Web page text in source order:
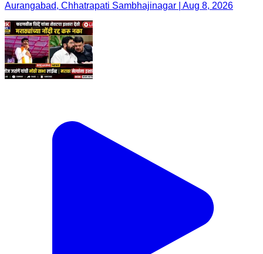
Aurangabad, Chhatrapati Sambhajinagar | Aug 8, 2026